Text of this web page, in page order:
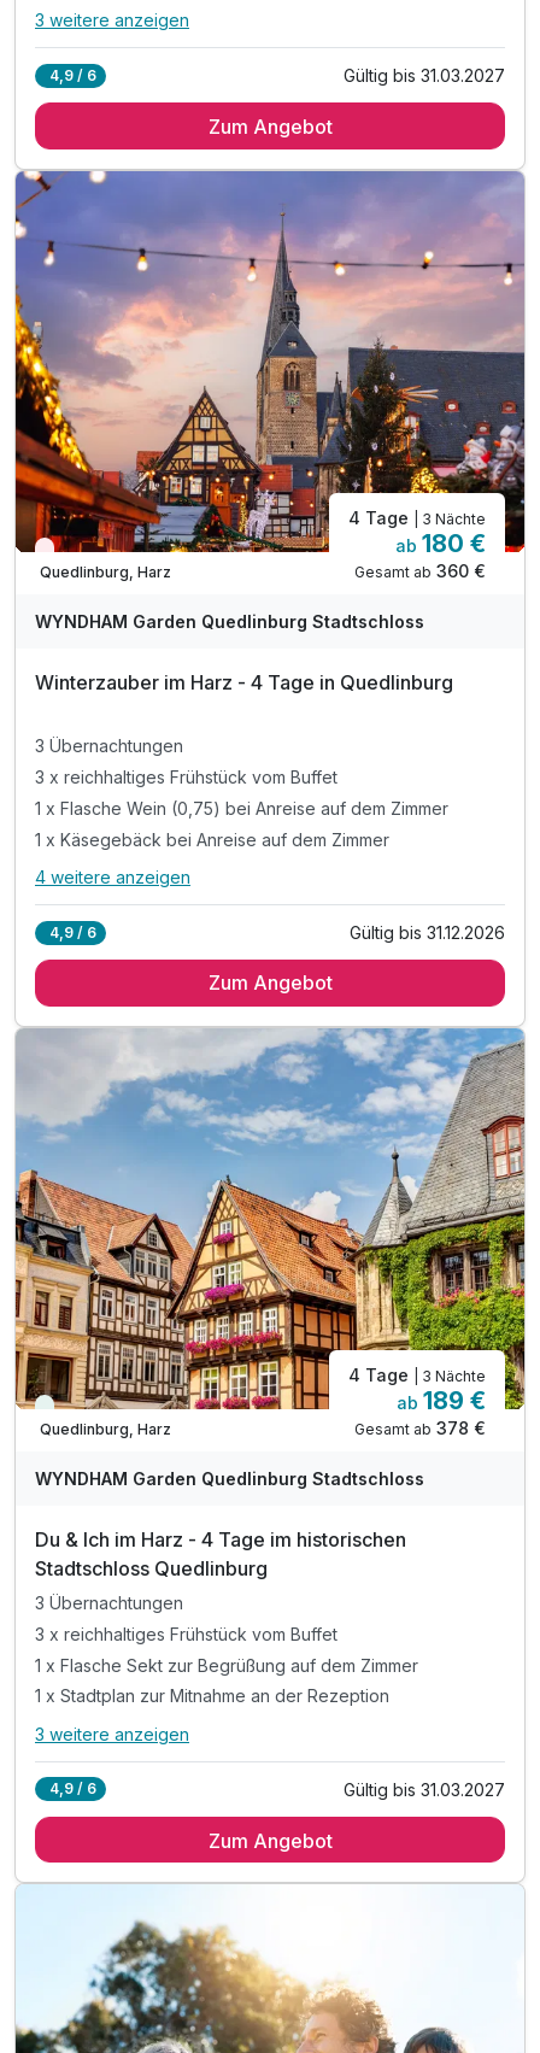
Alle Inklusivleistungen
3 x reichhaltiges Frühstück vom Buffet
1 x Welcome Drink zur Einstimmung auf den Urlaub
1 x Stadtplan zur Mitnahme an der Rezeption
inkl. Nutzung der Sauna und des Ruhebereiches
inkl. W-Lan-Nutzung
3 weitere anzeigen
4,9 / 6 Gültig bis 31.03.2027
Zum Angebot
Wieder frei ab November
Quedlinburg, Harz
4 Tage | 3 Nächte
ab 180 €
Gesamt ab 360 €
WYNDHAM Garden Quedlinburg Stadtschloss
Winterzauber im Harz - 4 Tage in Quedlinburg
3 Übernachtungen
3 x reichhaltiges Frühstück vom Buffet
1 x Flasche Wein (0,75) bei Anreise auf dem Zimmer
1 x Käsegebäck bei Anreise auf dem Zimmer
Alle Inklusivleistungen
3 x reichhaltiges Frühstück vom Buffet
1 x Käsegebäck bei Anreise auf dem Zimmer
1 x Stadtplan zur Mitnahme an der Rezeption
inkl. Saunanutzung im Hotel
inkl. Parken am Steinweg 2 (ca. 150m entfernt)
inkl. W-Lan-Nutzung
4 weitere anzeigen
4,9 / 6 Gültig bis 31.12.2026
Zum Angebot
Viele Termine frei
Quedlinburg, Harz
4 Tage | 3 Nächte
ab 189 €
Gesamt ab 378 €
WYNDHAM Garden Quedlinburg Stadtschloss
Du & Ich im Harz - 4 Tage im historischen
Stadtschloss Quedlinburg
3 Übernachtungen
3 x reichhaltiges Frühstück vom Buffet
1 x Flasche Sekt zur Begrüßung auf dem Zimmer
1 x Stadtplan zur Mitnahme an der Rezeption
Alle Inklusivleistungen
3 x reichhaltiges Frühstück vom Buffet
inkl. Saunanutzung im Hotel
inkl. Parken am Steinweg (150 Meter vom Hotel)
inkl. Wlan im Hotel
3 weitere anzeigen
4,9 / 6 Gültig bis 31.03.2027
Zum Angebot